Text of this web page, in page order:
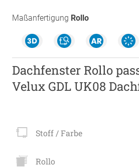
Maßanfertigung Rollo
Dachfenster Rollo
Velux GDL UK08
Stoff / Farbe
Rollo